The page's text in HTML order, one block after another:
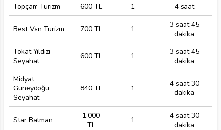
Topçam Turizm
600 TL 1 4 saat
Best Van Turizm 700 TL 1
3 saat 45
dakika
Tokat Yıldızı
Seyahat
600 TL 1
3 saat 45
dakika
Midyat
Güneydoğu
Seyahat
840 TL 1
4 saat 30
dakika
Star Batman
1.000
TL
1
4 saat 30
dakika